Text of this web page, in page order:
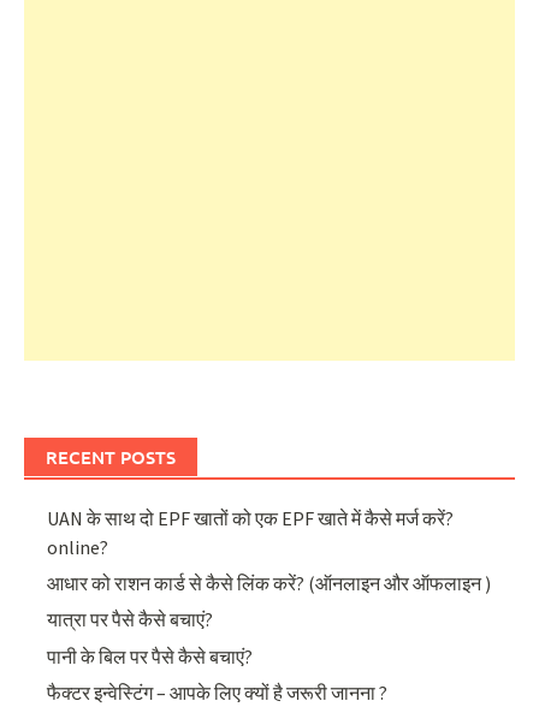
RECENT POSTS
UAN के साथ दो EPF खातों को एक EPF खाते में कैसे मर्ज करें?
online?
आधार को राशन कार्ड से कैसे लिंक करें? (ऑनलाइन और ऑफलाइन )
यात्रा पर पैसे कैसे बचाएं?
पानी के बिल पर पैसे कैसे बचाएं?
फैक्टर इन्वेस्टिंग – आपके लिए क्यों है जरूरी जानना ?